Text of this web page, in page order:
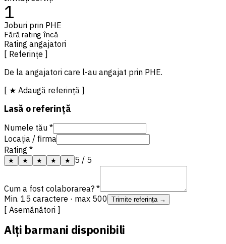
1
Joburi prin PHE
Fără rating încă
Rating angajatori
[ Referințe ]
De la angajatori care l-au angajat prin PHE.
[ ★ Adaugă referință ]
Lasă o referință
Numele tău *
Locația / firma
Rating *
★ ★ ★ ★ ★ 5 / 5
Cum a fost colaborarea? *
Min. 15 caractere · max 500
Trimite referința →
[ Asemănători ]
Alți barmani disponibili